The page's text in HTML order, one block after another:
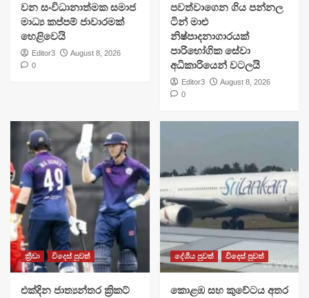
වන සංවිධානාත්මක සමාජ
මාධ්‍ය කප්පම් ජාවාරමක්
හෙළිවෙයි
Editor3
August 8, 2026
0
පවත්වාගෙන ගිය පන්නල
ටින් මාළු
නිෂ්පාදනාගාරයක්
පාරිභෝගික සේවා
අධිකාරියෙන් වටලයි
Editor3
August 8, 2026
0
ක්‍රීඩා විදෙස් පුවත්
එක්දින ජාත්‍යන්තර ක්‍රිකට්
දේශීය පුවත් විදෙස් පුවත්
​කොළඹ සහ කුවේටය අතර